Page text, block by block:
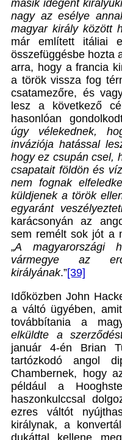
másik idegent
nagy az esélye
magyar király között
már említett itáliai
összefüggésbe hozta
arra, hogy a francia
a török vissza fog
csatamezőre, és
lesz a következő
hasonlóan
úgy vélekednek,
inváziója hatással
hogy ez csupán csel,
csapatait földön és
nem fognak
küldjenek a török
egyaránt
karácsonyán az
sem remélt sok jót a
„A magyarországi
vármegye az
királyának.”[39]
Időközben John
a váltó ügyében,
továbbítania a
elküldte a
január 4-én Brian
tartózkodó angol
Chambernek, hogy
például a
haszonkulccsal
ezres váltót
királynak, a
dukáttal kellene